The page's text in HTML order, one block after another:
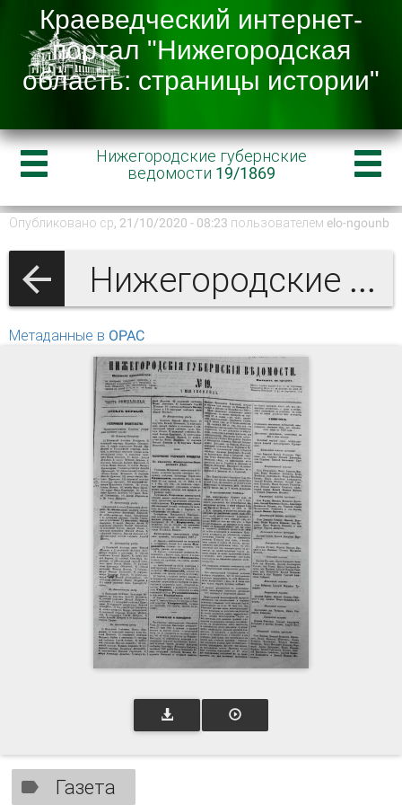
Нижегородские губернские
ведомости 19/1869
Опубликовано ср, 21/10/2020 - 08:23 пользователем elo-ngounb
Нижегородские губернские ведомости 1869
Метаданные в OPAC
Газета